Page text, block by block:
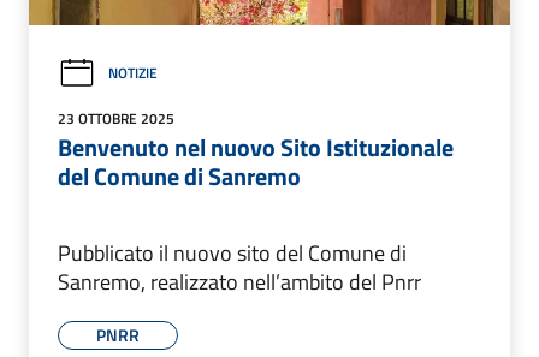
NOTIZIE
23 OTTOBRE 2025
Benvenuto nel nuovo Sito Istituzionale
del Comune di Sanremo
Pubblicato il nuovo sito del Comune di
Sanremo, realizzato nell’ambito del Pnrr
PNRR